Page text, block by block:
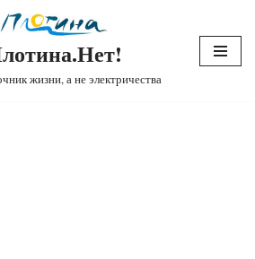
жизни, а не электричества